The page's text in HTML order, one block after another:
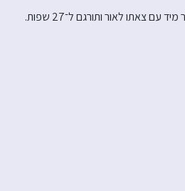
לאור ותורגם ל־27 שפות.